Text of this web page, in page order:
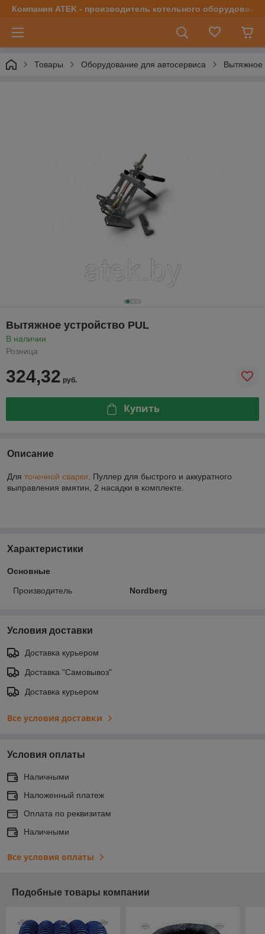
Компания ATEK - производитель котельного оборудования
Товары Оборудование для автосервиса Вытяжное
Вытяжное устройство PUL
В наличии
Розница
324,32 руб.
Купить
Описание
Для точечной сварки . Пуллер для быстрого и аккуратного
выправления вмятин, 2 насадки в комплекте.
Характеристики
Основные
Производитель Nordberg
Условия доставки
Доставка курьером
Доставка "Самовывоз"
Доставка курьером
Все условия доставки
Условия оплаты
Наличными
Наложенный платеж
Оплата по реквизитам
Наличными
Все условия оплаты
Подобные товары компании